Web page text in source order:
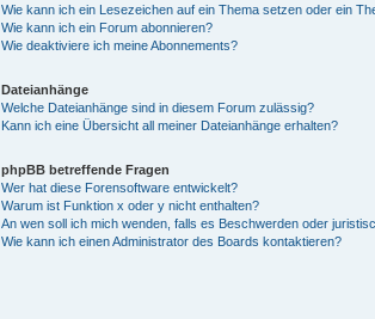
Wie kann ich ein Lesezeichen auf ein Thema setzen oder ein
Wie kann ich ein Forum abonnieren?
Wie deaktiviere ich meine Abonnements?
Dateianhänge
Welche Dateianhänge sind in diesem Forum zulässig?
Kann ich eine Übersicht all meiner Dateianhänge erhalten?
phpBB betreffende Fragen
Wer hat diese Forensoftware entwickelt?
Warum ist Funktion x oder y nicht enthalten?
An wen soll ich mich wenden, falls es Beschwerden oder
Wie kann ich einen Administrator des Boards kontaktieren?